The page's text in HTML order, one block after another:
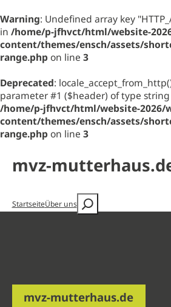
Warning: Undefined array key
in /home/p-jfhvct/html/website-
content/themes/ensch/assets/
range.php on line 3
Deprecated:
parameter #1 ($header) of type
/home/p-jfhvct/html/website-2026/
content/themes/ensch/assets/
range.php on line 3
mvz-
StartseiteÜber uns
mvz-mutterhaus.de